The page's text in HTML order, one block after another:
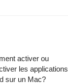
activer ou
les applications
sur un Mac?